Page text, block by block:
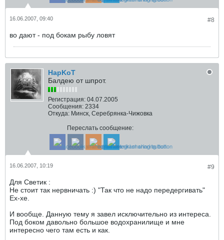
#8
16.06.2007, 09:40
во дают - под бокам рыбу ловят
HapKoT
Балдею от шпрот.
Регистрация: 04.07.2005
Сообщения: 2334
Откуда: Минск, Серебрянка-Чижовка
Переслать сообщение:
#9
16.06.2007, 10:19
Для Светик :
Не стоит так нервничать :) "Так что не надо передергивать"
Ех-хе.
И вообще. Данную тему я завел исключительно из интереса.
Под боком давольно большое водохранилище и мне
интересно чего там есть и как.